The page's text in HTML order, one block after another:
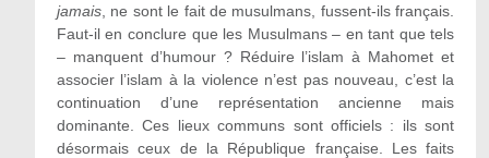
jamais, ne sont le fait de musulmans, fussent-ils français.
Faut-il en conclure que les Musulmans – en tant que tels
– manquent d’humour ? Réduire l’islam à Mahomet et
associer l’islam à la violence n’est pas nouveau, c’est la
continuation d’une représentation ancienne mais
dominante. Ces lieux communs sont officiels : ils sont
désormais ceux de la République française. Les faits